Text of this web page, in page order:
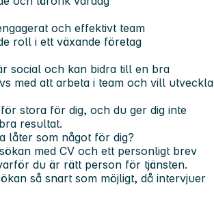
och effektivt team
roll i ett växande företag
social och kan bidra till en bra
med att arbeta i team och vill utveckla
stora för dig, och du ger dig inte
resultat.
låter som något för dig?
med CV och ett personligt brev
du är rätt person för tjänsten.
så snart som möjligt, då intervjuer